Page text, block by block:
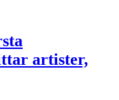
artister,